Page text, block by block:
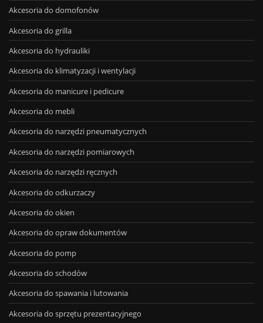
Akcesoria do domofonów
Akcesoria do grilla
Akcesoria do hydrauliki
Akcesoria do klimatyzacji i wentylacji
Akcesoria do manicure i pedicure
Akcesoria do mebli
Akcesoria do narzędzi pneumatycznych
Akcesoria do narzędzi pomiarowych
Akcesoria do narzędzi ręcznych
Akcesoria do odkurzaczy
Akcesoria do okien
Akcesoria do opraw dokumentów
Akcesoria do pomp
Akcesoria do schodów
Akcesoria do spawania i lutowania
Akcesoria do sprzętu prezentacyjnego